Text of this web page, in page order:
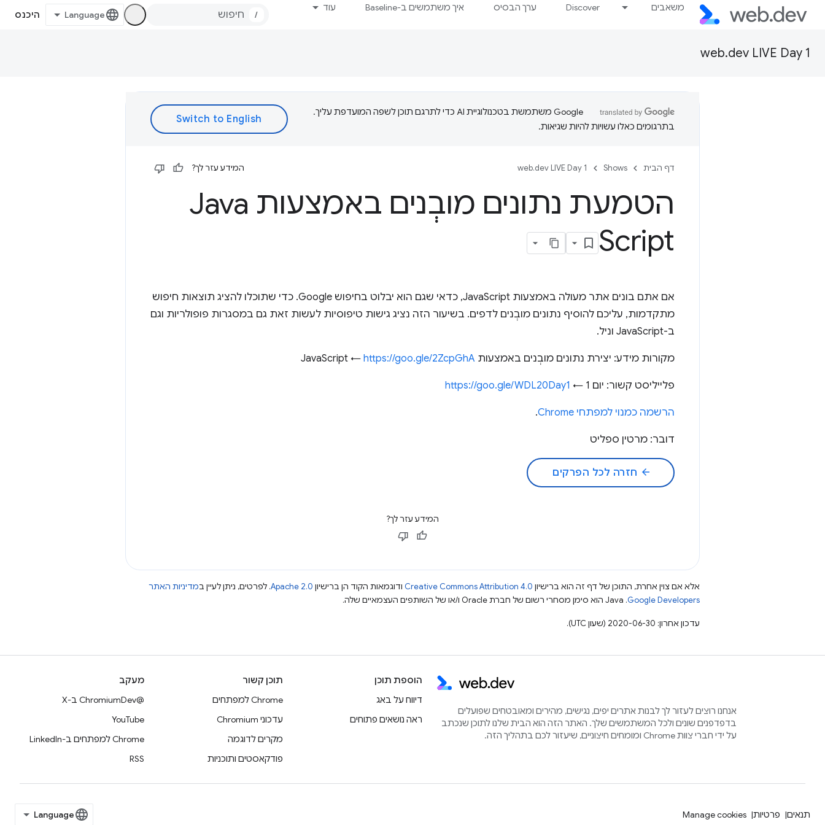
משאבים Discover ערך הבסיס איך משתמשים ב-Baseline עוד
/ היכנס
web.dev LIVE Day 1
‫Google משתמשת בטכנולוגיית AI כדי לתרגם תוכן לשפה המועדפת עליך.
בתרגומים כאלו עשויות להיות שגיאות.
דף הבית Shows
web.dev LIVE Day 1 המידע עזר לך?
הטמעת נתונים מובְנים באמצעות Java
Script
אם אתם בונים אתר מעולה באמצעות JavaScript, כדאי שגם הוא יבלוט בחיפוש Google. כדי שתוכלו להציג תוצאות חיפוש
מתקדמות, עליכם להוסיף נתונים מובְנים לדפים. בשיעור הזה נציג גישות טיפוסיות לעשות זאת גם במסגרות פופולריות וגם
ב-JavaScript וניל.
מקורות מידע: יצירת נתונים מובְנים באמצעות JavaScript ← https://goo.gle/2ZcpGhA
פלייליסט קשור: יום 1 ← https://goo.gle/WDL20Day1
הרשמה כמנוי למפתחי Chrome .
דובר: מרטין ספליט
arrow_back חזרה לכל הפרקים
המידע עזר לך?
אלא אם צוין אחרת, התוכן של דף זה הוא ברישיון Creative Commons Attribution 4.0 ודוגמאות הקוד הן ברישיון Apache 2.0. לפרטים, ניתן לעיין במדיניות האתר
Google Developers‏.‏ Java הוא סימן מסחרי רשום של חברת Oracle ו/או של השותפים העצמאיים שלה.
עדכון אחרון: 2020-06-30 (שעון UTC).
אנחנו רוצים לעזור לך לבנות אתרים יפים, נגישים, מהירים ומאובטחים שפועלים
בדפדפנים שונים ולכל המשתמשים שלך. האתר הזה הוא הבית שלנו לתוכן שנכתב
על ידי חברי צוות Chrome ומומחים חיצוניים, שיעזור לכם בתהליך הזה.
הוספת תוכן
דיווח על באג
ראה נושאים פתוחים
תוכן קשור
Chrome למפתחים
עדכוני Chromium
מקרים לדוגמה
פודקאסטים ותוכניות
מעקב
@ChromiumDev ב-X
YouTube
Chrome למפתחים ב-LinkedIn
RSS
תנאים פרטיות Manage cookies